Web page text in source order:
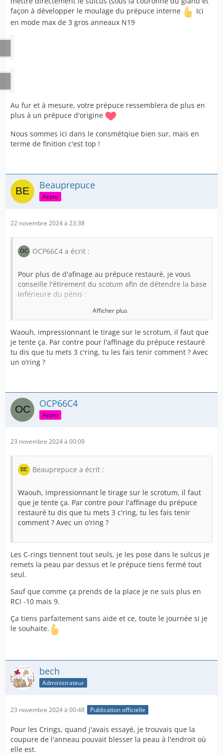
façon à développer le moulage du prépuce interne
Ici
en mode max de 3 gros anneaux N19
Au fur et à mesure, votre prépuce ressemblera de plus en
plus à un prépuce d'origine
Nous sommes ici dans le consmétqiue bien sur, mais en
terme de finition c'est top !
Beauprepuce
Accro
22 novembre 2024 à 23:38
OCP66C4 a écrit :
Pour plus de d'afinage au prépuce restauré, je vous
conseille l'étirement du scotum afin de détendre la base
inférieure du pénis :
Plus l'élasticité est élevée, plus grande sera la
résistance au décalottage.
Pour ce qui est de l'affinage naturel du prépuce
restauré, je vous conseille l'utilisation de la technique
du C-ring, à mettre directement le sulcus (sous la
prépuce interne
Ici en mode max de 3 gros anneaux
N19
Au fur et à mesure, votre prépuce ressemblera de plus
Nous sommes ici dans le consmétqiue bien sur, mais en
Afficher plus
Waouh, impressionnant le tirage sur le scrotum, il faut que
je tente ça. Par contre pour l'affinage du prépuce restauré
tu dis que tu mets 3 c'ring, tu les fais tenir comment ? Avec
un o'ring ?
OCP66C4
Accro
23 novembre 2024 à 00:09
Beauprepuce a écrit :
Waouh, impressionnant le tirage sur le scrotum, il faut
que je tente ça. Par contre pour l'affinage du prépuce
restauré tu dis que tu mets 3 c'ring, tu les fais tenir
comment ? Avec un o'ring ?
Les C-rings tiennent tout seuls, je les pose dans le sulcus je
remets la peau par dessus et le prépuce tiens fermé tout
seul.
Sauf que comme ça prends de la place je ne suis plus en
RCI -10 mais 9.
Ça tiens parfaitement sans aide et ce, toute le journée si je
le souhaite.
bech
Administrateur
23 novembre 2024 à 00:48 Publication officielle
Pour les Crings, quand j'avais essayé, je trouvais que la
coupure de l'anneau pouvait blesser la peau à l'endroit où
elle est.